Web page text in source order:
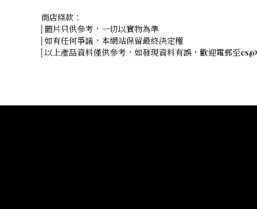
商店條款：
| 圖片只供參考，一切以實物為準
| 如有任何爭議，本網站保留最終決定權
| 以上產品資料僅供參考，如發現資料有誤，歡迎電郵至